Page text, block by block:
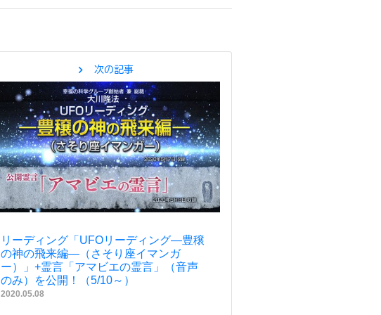
chevron_right 次の記事
リーディング「UFOリーディング―豊穣
の神の飛来編―（さそり座イマンガ
ー）」+霊言「アマビエの霊言」（音声
のみ）を公開！（5/10～）
2020.05.08